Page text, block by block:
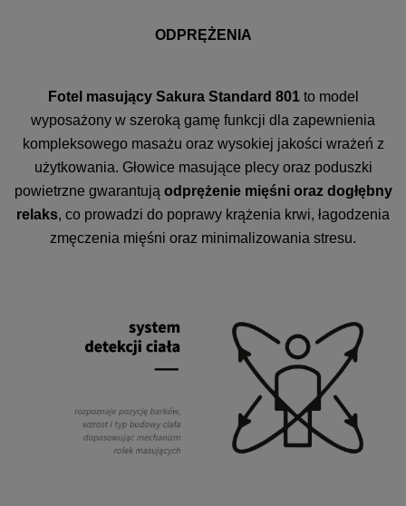
ODPRĘŻENIA
Fotel masujący Sakura Standard 801to model
wyposażony w szeroką gamę funkcji dla zapewnienia
kompleksowego masażu oraz wysokiej jakości wrażeń z
użytkowania. Głowice masujące plecy oraz poduszki
powietrzne gwarantują odprężenie mięśni oraz dogłębny
relaks, co prowadzi do poprawy krążenia krwi, łagodzenia
zmęczenia mięśni oraz minimalizowania stresu.